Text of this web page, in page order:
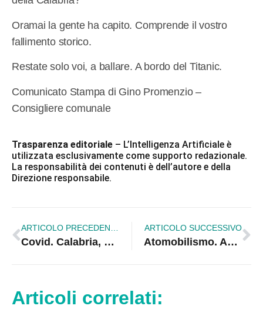
Oramai la gente ha capito. Comprende il vostro
fallimento storico.
Restate solo voi, a ballare. A bordo del Titanic.
Comunicato Stampa di Gino Promenzio –
Consigliere comunale
Trasparenza editoriale – L’Intelligenza Artificiale è
utilizzata esclusivamente come supporto redazionale.
La responsabilità dei contenuti è dell’autore e della
Direzione responsabile.
Covid. Calabria, bollettino regionale del 3 maggio: +228 positivi e 16 decessi
ARTICOLO SUCCESSIVO
Atomobilismo. Amendolara saluta lo Slalom Challenge Calabria
Articoli correlati: